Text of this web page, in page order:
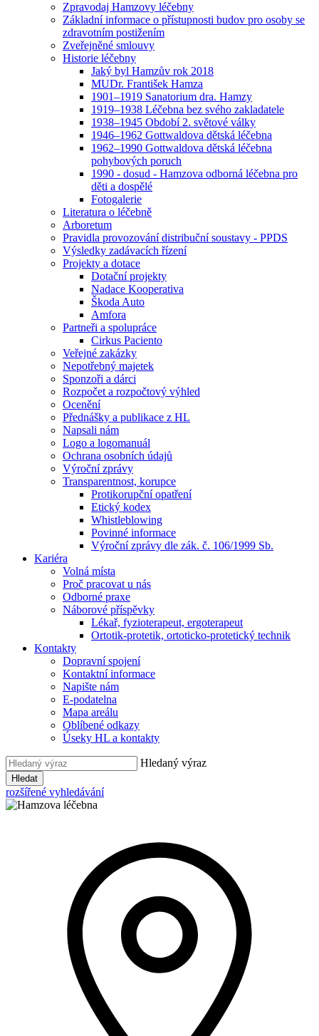
Zpravodaj Hamzovy léčebny
Základní informace o přístupnosti budov pro osoby se
zdravotním postižením
Zveřejněné smlouvy
Historie léčebny
Jaký byl Hamzův rok 2018
MUDr. František Hamza
1901–1919 Sanatorium dra. Hamzy
1919–1938 Léčebna bez svého zakladatele
1938–1945 Období 2. světové války
1946–1962 Gottwaldova dětská léčebna
1962–1990 Gottwaldova dětská léčebna
pohybových poruch
1990 - dosud - Hamzova odborná léčebna pro
děti a dospělé
Fotogalerie
Literatura o léčebně
Arboretum
Pravidla provozování distribuční soustavy - PPDS
Výsledky zadávacích řízení
Projekty a dotace
Dotační projekty
Nadace Kooperativa
Škoda Auto
Amfora
Partneři a spolupráce
Cirkus Paciento
Veřejné zakázky
Nepotřebný majetek
Sponzoři a dárci
Rozpočet a rozpočtový výhled
Ocenění
Přednášky a publikace z HL
Napsali nám
Logo a logomanuál
Ochrana osobních údajů
Výroční zprávy
Transparentnost, korupce
Protikorupční opatření
Etický kodex
Whistleblowing
Povinné informace
Výroční zprávy dle zák. č. 106/1999 Sb.
Kariéra
Volná místa
Proč pracovat u nás
Odborné praxe
Náborové příspěvky
Lékař, fyzioterapeut, ergoterapeut
Ortotik-protetik, ortoticko-protetický technik
Kontakty
Dopravní spojení
Kontaktní informace
Napište nám
E-podatelna
Mapa areálu
Oblíbené odkazy
Úseky HL a kontakty
Hledaný výraz
Hledat
rozšířené vyhledávání